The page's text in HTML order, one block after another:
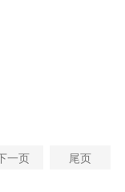
一页 尾页